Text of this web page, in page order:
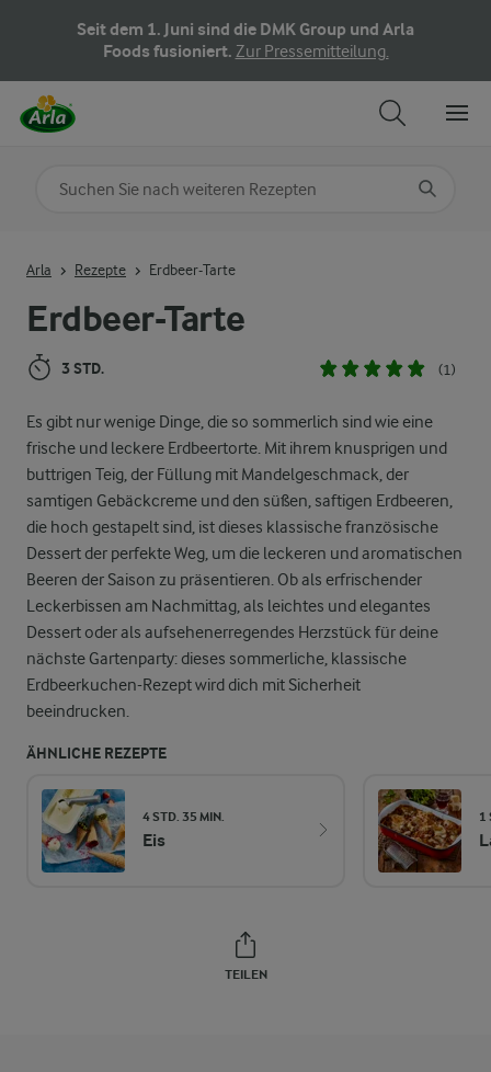
Seit dem 1. Juni sind die DMK Group und Arla
Foods fusioniert. Zur Pressemitteilung.
Erdbeer-Tarte
3 STD. (1)
Es gibt nur wenige Dinge, die so sommerlich sind wie eine
frische und leckere Erdbeertorte. Mit ihrem knusprigen und
buttrigen Teig, der Füllung mit Mandelgeschmack, der
samtigen Gebäckcreme und den süßen, saftigen Erdbeeren,
die hoch gestapelt sind, ist dieses klassische französische
Dessert der perfekte Weg, um die leckeren und aromatischen
Beeren der Saison zu präsentieren. Ob als erfrischender
Leckerbissen am Nachmittag, als leichtes und elegantes
Dessert oder als aufsehenerregendes Herzstück für deine
nächste Gartenparty: dieses sommerliche, klassische
Erdbeerkuchen-Rezept wird dich mit Sicherheit
beeindrucken.
ÄHNLICHE REZEPTE
4 STD. 35 MIN.
Eis
1
TEILEN
Arla Rezepte Erdbeer-Tarte
Nach Kategorie suchen